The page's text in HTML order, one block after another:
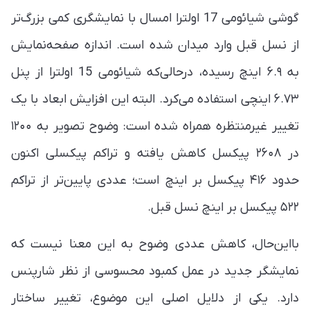
گوشی شیائومی 17 اولترا امسال با نمایشگری کمی بزرگ‌تر
از نسل قبل وارد میدان شده است. اندازه صفحه‌نمایش
به ۶.۹ اینچ رسیده، درحالی‌که شیائومی 15 اولترا از پنل
۶.۷۳ اینچی استفاده می‌کرد. البته این افزایش ابعاد با یک
تغییر غیرمنتظره همراه شده است: وضوح تصویر به ۱۲۰۰
در ۲۶۰۸ پیکسل کاهش یافته و تراکم پیکسلی اکنون
حدود ۴۱۶ پیکسل بر اینچ است؛ عددی پایین‌تر از تراکم
۵۲۲ پیکسل بر اینچ نسل قبل.
بااین‌حال، کاهش عددی وضوح به این معنا نیست که
نمایشگر جدید در عمل کمبود محسوسی از نظر شارپنس
دارد. یکی از دلایل اصلی این موضوع، تغییر ساختار